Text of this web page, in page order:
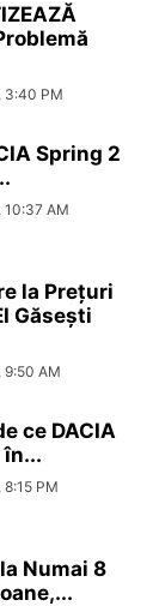
3:40 PM
Spring 2
10:37 AM
la Prețuri
Găsești
9:50 AM
ce DACIA
PM
Numai 8